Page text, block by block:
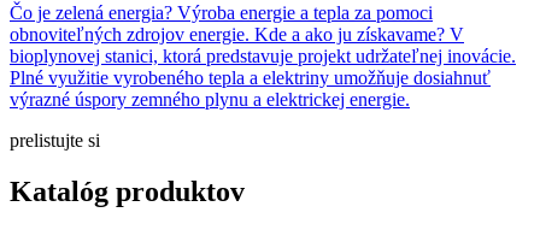
Čo je zelená energia? Výroba energie a tepla za pomoci
obnoviteľných zdrojov energie. Kde a ako ju získavame? V
bioplynovej stanici, ktorá predstavuje projekt udržateľnej inovácie.
Plné využitie vyrobeného tepla a elektriny umožňuje dosiahnuť
výrazné úspory zemného plynu a elektrickej energie.
prelistujte si
Katalóg produktov